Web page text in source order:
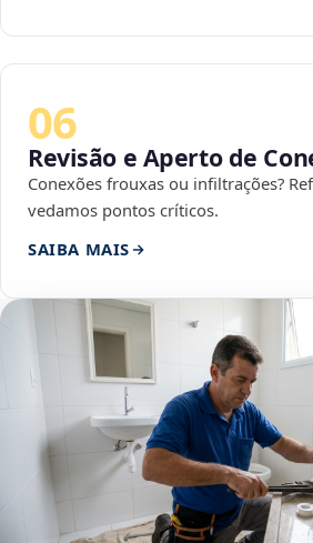
06
Revisão e Aperto de
Conexões frouxas ou infiltrações?
vedamos pontos críticos.
SAIBA MAIS